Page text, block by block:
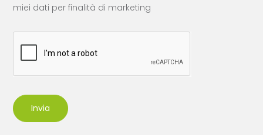
miei dati per finalità di marketing
Invia